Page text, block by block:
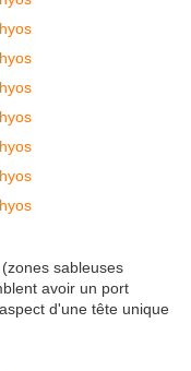
sableuses
avoir un port
d'une tête unique